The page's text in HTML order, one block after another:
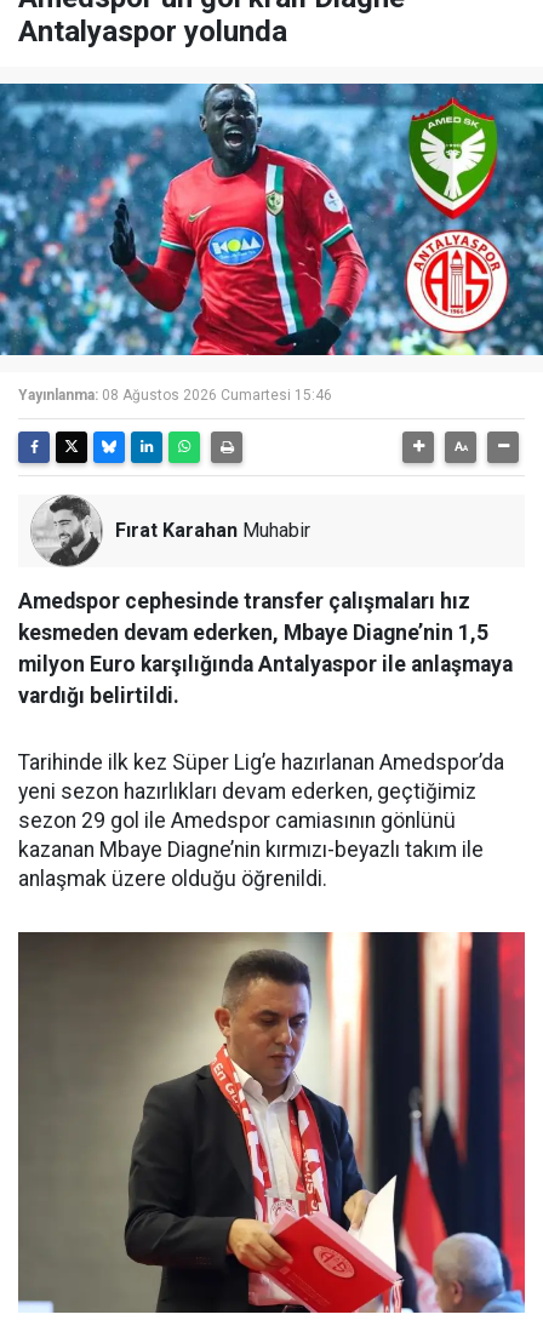
Antalyaspor yolunda
Yayınlanma: 08 Ağustos 2026 Cumartesi 15:46
Fırat Karahan Muhabir
Amedspor cephesinde transfer çalışmaları hız
kesmeden devam ederken, Mbaye Diagne’nin 1,5
milyon Euro karşılığında Antalyaspor ile anlaşmaya
vardığı belirtildi.
Tarihinde ilk kez Süper Lig’e hazırlanan Amedspor’da
yeni sezon hazırlıkları devam ederken, geçtiğimiz
sezon 29 gol ile Amedspor camiasının gönlünü
kazanan Mbaye Diagne’nin kırmızı-beyazlı takım ile
anlaşmak üzere olduğu öğrenildi.